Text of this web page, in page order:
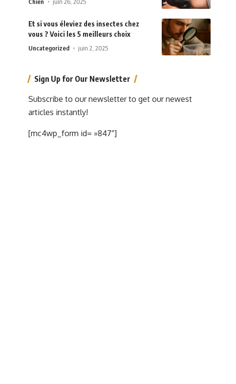
Chien juin 26, 2025
Et si vous éleviez des insectes chez
vous ? Voici les 5 meilleurs choix
Uncategorized juin 2, 2025
Sign Up for Our Newsletter
Subscribe to our newsletter to get our newest
articles instantly!
[mc4wp_form id= »847″]